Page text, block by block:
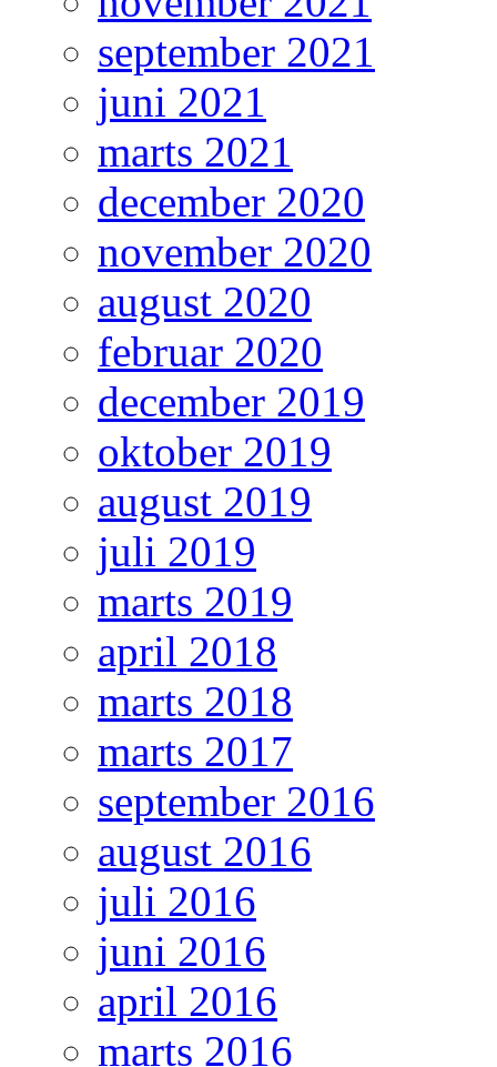
september 2021
juni 2021
marts 2021
december 2020
november 2020
august 2020
februar 2020
december 2019
oktober 2019
august 2019
juli 2019
marts 2019
april 2018
marts 2018
marts 2017
september 2016
august 2016
juli 2016
juni 2016
april 2016
marts 2016